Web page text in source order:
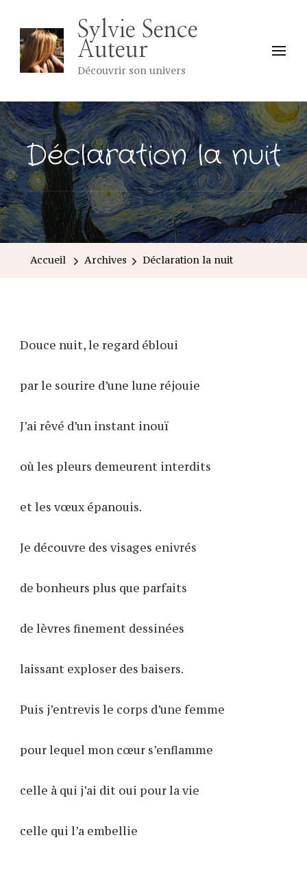
Sylvie Sence
Auteur
Découvrir son univers
Déclaration la nuit
Accueil Archives Déclaration la nuit
Douce nuit, le regard ébloui
par le sourire d’une lune réjouie
J’ai rêvé d’un instant inouï
où les pleurs demeurent interdits
et les vœux épanouis.
Je découvre des visages enivrés
de bonheurs plus que parfaits
de lèvres finement dessinées
laissant exploser des baisers.
Puis j’entrevis le corps d’une femme
pour lequel mon cœur s’enflamme
celle à qui j’ai dit oui pour la vie
celle qui l’a embellie